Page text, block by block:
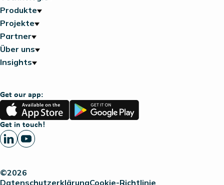
Produkte
Projekte
Partner
Über uns
Insights
Get our app:
App
Store
Google
Play
Get in touch!
©2026
DatenschutzerklärungCookie-Richtlinie